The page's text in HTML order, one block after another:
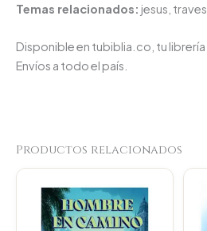
Temas relacionados: jesus,
Disponible en tubiblia.co, tu librería
Envíos a todo el país.
Productos relacionados
price
was:
$66.000.
Current
price
is:
$62.700.